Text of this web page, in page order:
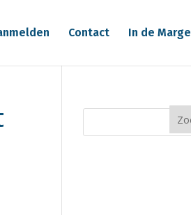
Contact In de Marge